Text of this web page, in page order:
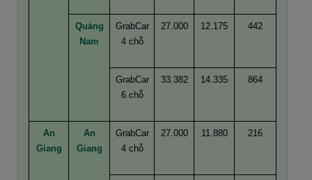
Quảng
Nam
GrabCar
4 chỗ
27.000 12.175 442
GrabCar
6 chỗ
33.382 14.335 864
An
Giang
An
Giang
GrabCar
4 chỗ
27.000 11.880 216